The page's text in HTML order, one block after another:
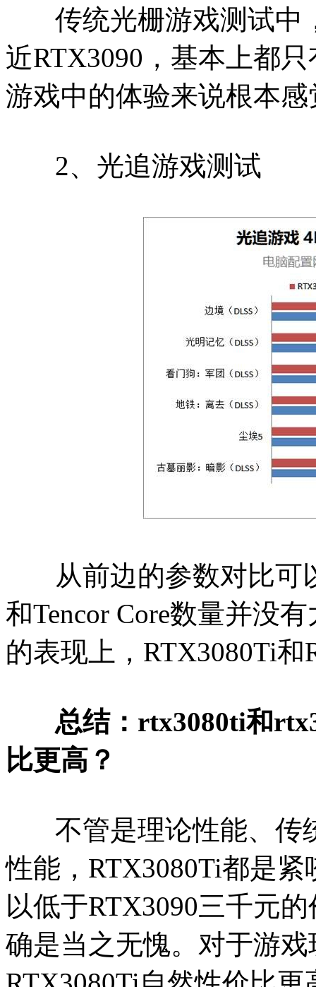
传统光栅游戏测试中
近RTX3090，基本上都
游戏中的体验来说根本
2、光追游戏测试
从前边的参数对比可
和Tencor Core数量并没
的表现上，RTX3080Ti
总结：rtx3080ti和
比更高？
不管是理论性能、传
性能，RTX3080Ti都是紧
以低于RTX3090三千元
确是当之无愧。对于游